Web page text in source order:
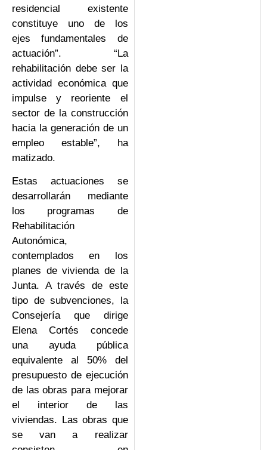
residencial existente
constituye uno de los
ejes fundamentales de
actuación”. “La
rehabilitación debe ser la
actividad económica que
impulse y reoriente el
sector de la construcción
hacia la generación de un
empleo estable”, ha
matizado.
Estas actuaciones se
desarrollarán mediante
los programas de
Rehabilitación
Autonómica,
contemplados en los
planes de vivienda de la
Junta. A través de este
tipo de subvenciones, la
Consejería que dirige
Elena Cortés concede
una ayuda pública
equivalente al 50% del
presupuesto de ejecución
de las obras para mejorar
el interior de las
viviendas. Las obras que
se van a realizar